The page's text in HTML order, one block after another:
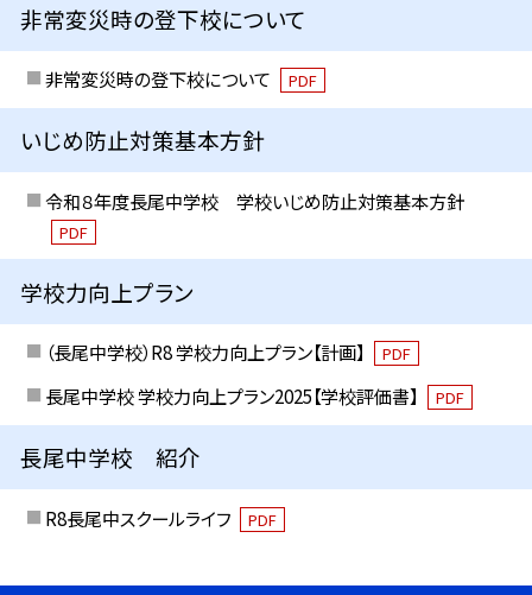
非常変災時の登下校について
非常変災時の登下校について PDF
いじめ防止対策基本方針
令和８年度長尾中学校 学校いじめ防止対策基本方針
PDF
学校力向上プラン
（長尾中学校）R8 学校力向上プラン【計画】 PDF
長尾中学校 学校力向上プラン2025【学校評価書】 PDF
長尾中学校 紹介
R8長尾中スクールライフ PDF